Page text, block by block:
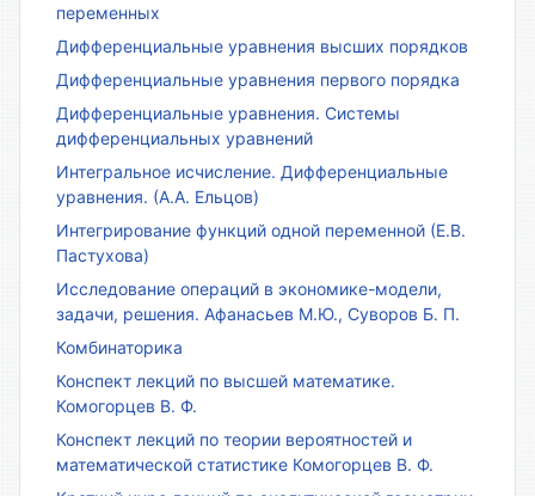
переменных
Дифференциальные уравнения высших порядков
Дифференциальные уравнения первого порядка
Дифференциальные уравнения. Системы
дифференциальных уравнений
Интегральное исчисление. Дифференциальные
уравнения. (А.А. Ельцов)
Интегрирование функций одной переменной (Е.В.
Пастухова)
Исследование операций в экономике-модели,
задачи, решения. Афанасьев М.Ю., Суворов Б. П.
Комбинаторика
Конспект лекций по высшей математике.
Комогорцев В. Ф.
Конспект лекций по теории вероятностей и
математической статистике Комогорцев В. Ф.